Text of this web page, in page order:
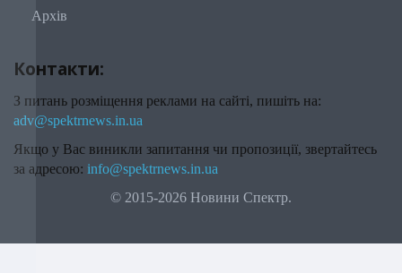
Архів
Контакти:
З питань розміщення реклами на сайті, пишіть на:
adv@spektrnews.in.ua
Якщо у Вас виникли запитання чи пропозиції, звертайтесь
за адресою: info@spektrnews.in.ua
© 2015-2026 Новини Спектр.